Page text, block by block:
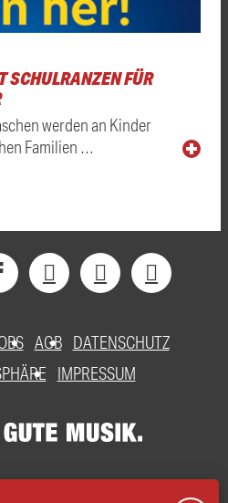
SCHULRANZEN FÜR
werden an Kinder
Familien …
AGB DATENSCHUTZ
IMPRESSUM